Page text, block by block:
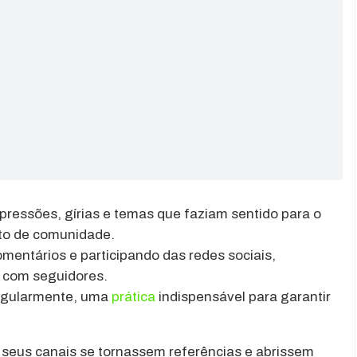
gírias e temas que faziam sentido para o
de comunidade.
e participando das redes sociais,
seguidores.
uma prática indispensável para garantir
canais se tornassem referências e abrissem